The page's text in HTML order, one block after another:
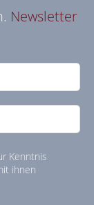
Newsletter
Kenntnis
ihnen